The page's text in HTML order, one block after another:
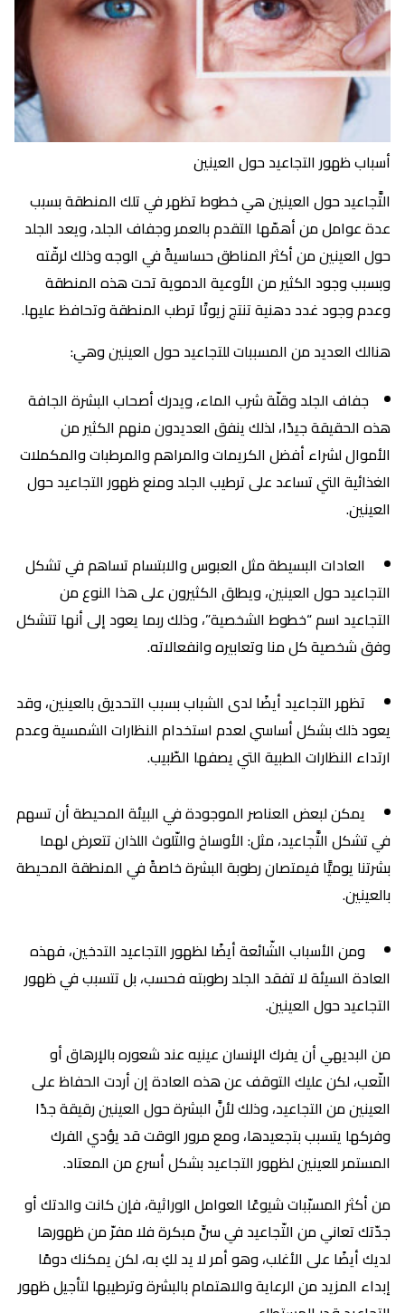
أسباب ظهور التجاعيد حول العينين
التَّجاعيد حول العينين هي خطوط تظهر في تلك المنطقة بسبب
عدة عوامل من أهمّها التقدم بالعمر وجفاف الجلد، ويعد الجلد
حول العينين من أكثر المناطق حساسيةً في الوجه وذلك لرقّته
وبسبب وجود الكثير من الأوعية الدموية تحت هذه المنطقة
وعدم وجود غدد دهنية تنتج زيوتًا ترطب المنطقة وتحافظ عليها.
هنالك العديد من المسببات للتجاعيد حول العينين وهي:
جفاف الجلد وقلّة شرب الماء، ويدرك أصحاب البشرة الجافة
هذه الحقيقة جيدًا، لذلك ينفق العديدون منهم الكثير من
الأموال لشراء أفضل الكريمات والمراهم والمرطبات والمكملات
الغذائية التي تساعد على ترطيب الجلد ومنع ظهور التجاعيد حول
العينين.
العادات البسيطة مثل العبوس والابتسام تساهم في تشكل
التجاعيد حول العينين، ويطلق الكثيرون على هذا النوع من
التجاعيد اسم “خطوط الشخصية”، وذلك ربما يعود إلى أنها تتشكل
وفق شخصية كل منا وتعابيره وانفعالاته.
تظهر التجاعيد أيضًا لدى الشباب بسبب التحديق بالعينين، وقد
يعود ذلك بشكل أساسي لعدم استخدام النظارات الشمسية وعدم
ارتداء النظارات الطبية التي يصفها الطّبيب.
يمكن لبعض العناصر الموجودة في البيئة المحيطة أن تسهم
في تشكل التَّجاعيد، مثل: الأوساخ والتّلوث اللذان تتعرض لهما
بشرتنا يوميًّا فيمتصان رطوبة البشرة خاصةً في المنطقة المحيطة
بالعينين.
ومن الأسباب الشّائعة أيضًا لظهور التجاعيد التدخين، فهذه
العادة السيئة لا تفقد الجلد رطوبته فحسب، بل تتسبب في ظهور
التجاعيد حول العينين.
من البديهي أن يفرك الإنسان عينيه عند شعوره بالإرهاق أو
التّعب، لكن عليك التوقف عن هذه العادة إن أردت الحفاظ على
العينين من التجاعيد، وذلك لأنَّ البشرة حول العينين رقيقة جدًا
وفركها يتسبب بتجعيدها، ومع مرور الوقت قد يؤدي الفرك
المستمر للعينين لظهور التجاعيد بشكل أسرع من المعتاد.
من أكثر المسبّبات شيوعًا العوامل الوراثية، فإن كانت والدتك أو
جدّتك تعاني من التّجاعيد في سنٍّ مبكرة فلا مفرّ من ظهورها
لديك أيضًا على الأغلب، وهو أمر لا يد لكِ به، لكن يمكنك دومًا
إبداء المزيد من الرعاية والاهتمام بالبشرة وترطيبها لتأجيل ظهور